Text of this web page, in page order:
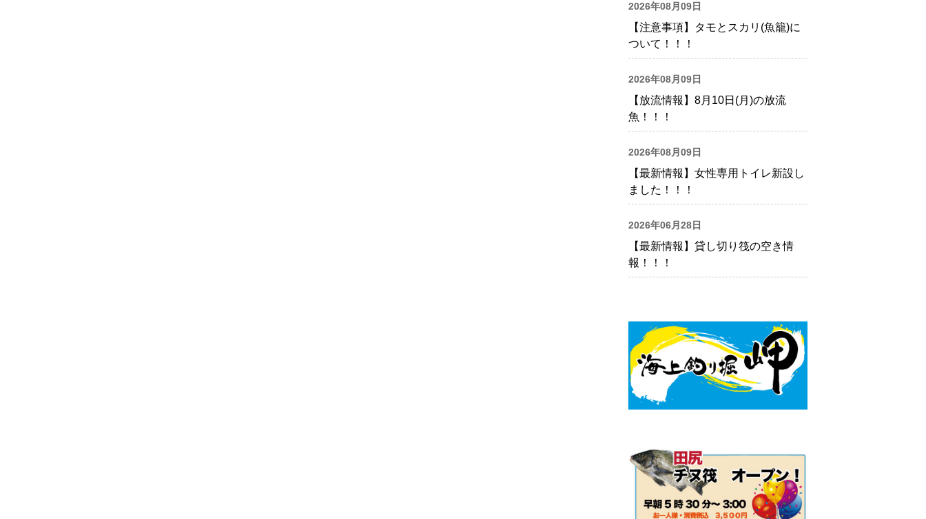
2026年08月09日
【注意事項】タモとスカリ(魚籠)に
ついて！！！
2026年08月09日
【放流情報】8月10日(月)の放流
魚！！！
2026年08月09日
【最新情報】女性専用トイレ新設し
ました！！！
2026年06月28日
【最新情報】貸し切り筏の空き情
報！！！